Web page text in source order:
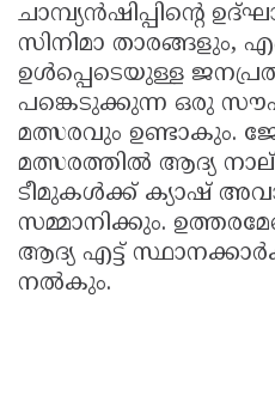
ചാമ്പ്യൻഷിപ്പിൻ്റെ
സിനിമാ താരങ്ങളും,
ഉൾപ്പെടെയുള്ള
പങ്കെടുക്കുന്ന ഒരു
മത്സരവും ഉണ്ടാകും.
മത്സരത്തിൽ ആദ്യ
ടീമുകൾക്ക് ക്യാഷ്
സമ്മാനിക്കും.
ആദ്യ എട്ട്
നൽകും.